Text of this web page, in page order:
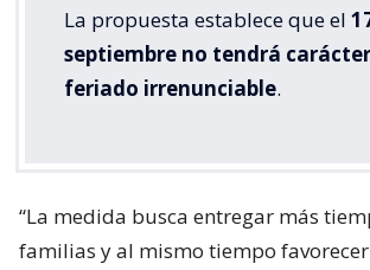
La propuesta establece que el
septiembre no tendrá
feriado irrenunciable.
“La medida busca entregar más
familias y al mismo tiempo